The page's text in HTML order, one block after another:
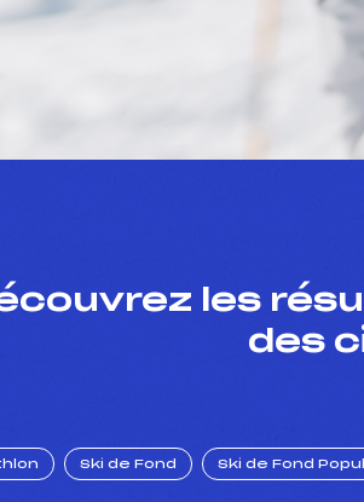
les
des
Ski de Fond Ski de Fond